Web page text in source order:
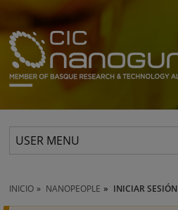
USER MENU
INICIO NANOPEOPLE INICIAR SESIÓN